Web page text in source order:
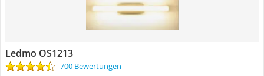
Ledmo OS1213
700 Bewertungen